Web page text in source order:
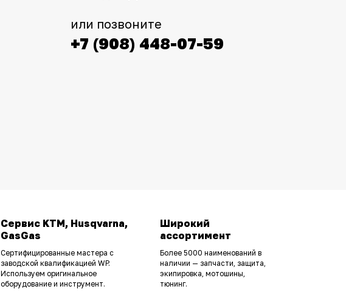
+7 (908) 448-07-59
или позвоните
Широкий
ассортимент
Более 5000 наименований в
наличии — запчасти, защита,
экипировка, мотошины,
тюнинг.
Сертифицированные мастера с
заводской квалификацией WP.
Используем оригинальное
оборудование и инструмент.
Сервис KTM, Husqvarna,
GasGas